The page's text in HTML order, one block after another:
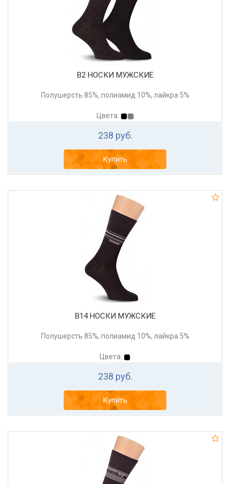
В2 НОСКИ МУЖСКИЕ
Полушерсть 85%, полиамид 10%, лайкра 5%
Цвета:
238 руб.
Купить
В14 НОСКИ МУЖСКИЕ
Полушерсть 85%, полиамид 10%, лайкра 5%
Цвета:
238 руб.
Купить